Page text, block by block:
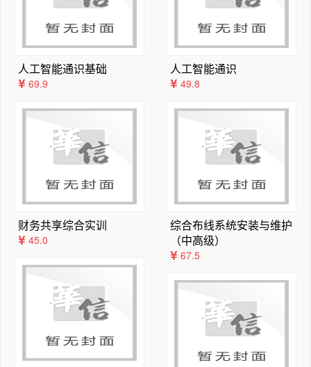
本章任务	164
本章习题	164
第9章  FRAMEWIN控件	165
9.1  对话框简介	165
9.2  创建对话框	165
9.5  实例与代码解析	172
本章任务	181
本章习题	181
第10章  TEXT和EDIT控件	182
10.1  TEXT控件	182
10.2  EDIT控件	184
10.3  实例与代码解析	187
第11章  PROGBAR控件	194
11.1  PROGBAR控件简介	194
11.2  PROGBAR控件的库函数	194
11.3  呼吸灯简介	196
11.4  实例与代码解析	196
工程师培养系列”教材中的《GD32F3开发基础教程—基于GD
32F303ZET6》。读者可通过该教材来学习GD32F303ZET
6微控制器基础片上外设的原理与应用，同时还可以掌握开
础。
第1～2章简要介绍emWin开发所用的软件平台及对应的安
装配置步骤，还介绍了硬件平台和配套的资料包。
第3章介绍了GD32F3苹果派开发板上搭载的4.3寸触摸屏的
LCD显示原理，为emWin的开发提供底层的硬件原理与基
础。
第4～7章介绍了emWin在开发板上的移植和在Windows端
显示函数及窗口管理器的功能和用法。
第8～15章介绍了emWin所提供的常用控件的功能，并通过
具体的案例来说明各个控件的用法。
第16～17章介绍了emWin对图片显示和中文显示提供的支
持。
本书特点如下：
（1）本书内容对有一定微控制器开发基础的读者来说较为
友好，建议先学习前面提到的《GD32F3开发基础教程—基
人工智能通识基础
69.9
财务共享综合实训
45.0
人工智能通识
49.8
综合布线系统安装与维护
（中高级）
67.5